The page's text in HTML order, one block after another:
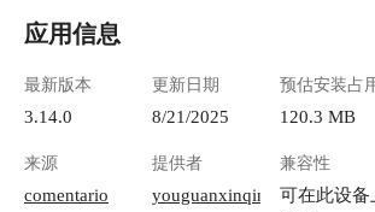
应用信息
最新版本
3.14.0
更新日期
8/21/2025
预估安装占
120.3 MB
来源
comentario
提供者
youguanxinqing
兼容性
可在此设备